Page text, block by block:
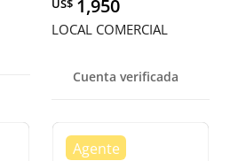
US$ 1,950
LOCAL COMERCIAL
Cuenta verificada